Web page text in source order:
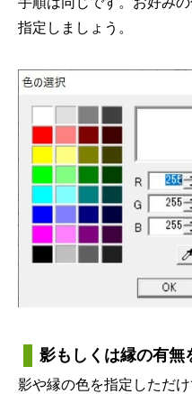
指定しましょう。
影もしくは縁の有無
影や縁の色を指定しただ